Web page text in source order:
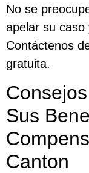
No se
apelar su caso
Contáctenos
gratuita.
Sus
Canton